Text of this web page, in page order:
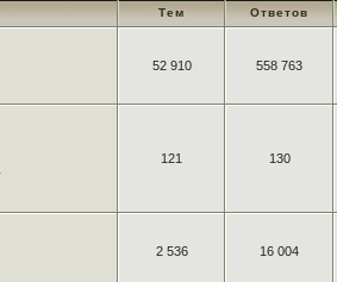
Тем Ответов
52 910 558 763
121 130
2 536 16 004